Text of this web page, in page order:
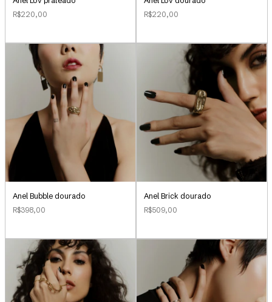
R$220,00
R$220,00
Anel Bubble dourado
R$398,00
Anel Brick dourado
R$509,00